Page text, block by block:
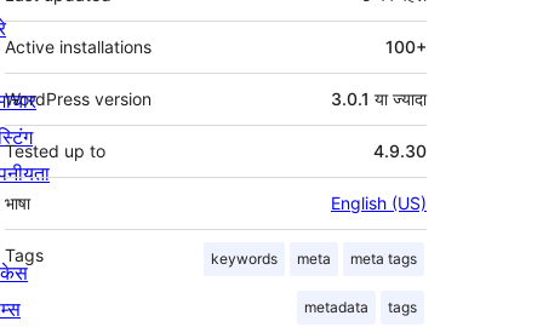
Active installations 100+
WordPress version 3.0.1 या ज्यादा
Tested up to 4.9.30
भाषा English (US)
Tags keywords meta meta tags
metadata tags